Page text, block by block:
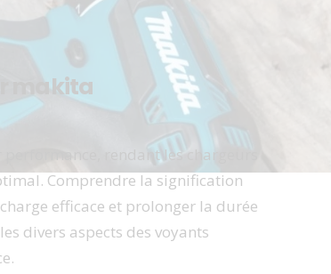
makita​
rendant les chargeurs
Comprendre la signification
efficace et prolonger la durée
divers aspects des voyants